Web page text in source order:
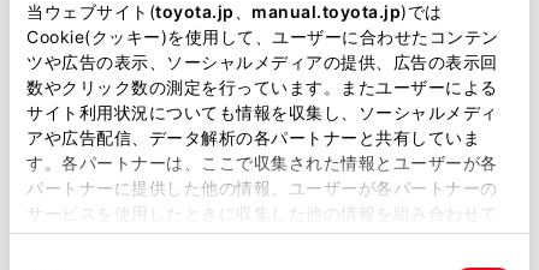
当ウェブサイト(toyota.jp manual.toyota.jp)では
Cookie(クッキー)を使用して、ユーザーに合わせたコンテン
ツや広告の表示、ソーシャルメディアの提供、広告の表示回
数やクリック数の測定を行っています。またユーザーによる
サイト利用状況についても情報を収集し、ソーシャルメディ
アや広告配信、データ解析の各パートナーと共有していま
す。各パートナーは、ここで収集された情報とユーザーが各
パートナーに提供した他の情報、ユーザーが各パートナーの
サービスを使用したときに収集した他の情報を組み合わせて
使用することがあります。当ウェブサイトの使用を続行する
見積りシミュレーションのデータが
正常に取得できませんでした。
詳しくは販売店までお問合せくださ
い。
（2-7-4）